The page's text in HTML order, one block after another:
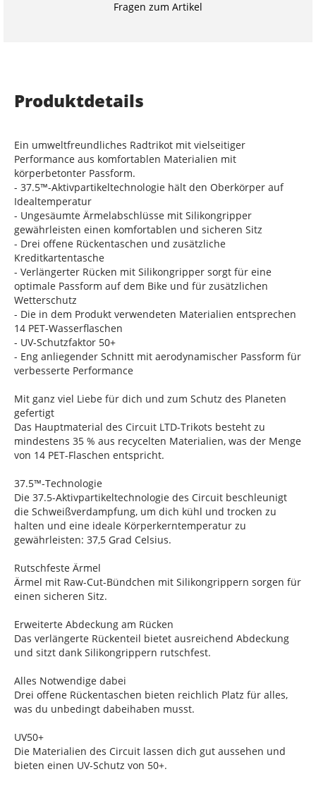
Fragen zum Artikel
Produktdetails
Ein umweltfreundliches Radtrikot mit vielseitiger
Performance aus komfortablen Materialien mit
körperbetonter Passform.
- 37.5™-Aktivpartikeltechnologie hält den Oberkörper auf
Idealtemperatur
- Ungesäumte Ärmelabschlüsse mit Silikongripper
gewährleisten einen komfortablen und sicheren Sitz
- Drei offene Rückentaschen und zusätzliche
Kreditkartentasche
- Verlängerter Rücken mit Silikongripper sorgt für eine
optimale Passform auf dem Bike und für zusätzlichen
Wetterschutz
- Die in dem Produkt verwendeten Materialien entsprechen
14 PET-Wasserflaschen
- UV-Schutzfaktor 50+
- Eng anliegender Schnitt mit aerodynamischer Passform für
verbesserte Performance
Mit ganz viel Liebe für dich und zum Schutz des Planeten
gefertigt
Das Hauptmaterial des Circuit LTD-Trikots besteht zu
mindestens 35 % aus recycelten Materialien, was der Menge
von 14 PET-Flaschen entspricht.
37.5™-Technologie
Die 37.5-Aktivpartikeltechnologie des Circuit beschleunigt
die Schweißverdampfung, um dich kühl und trocken zu
halten und eine ideale Körperkerntemperatur zu
gewährleisten: 37,5 Grad Celsius.
Rutschfeste Ärmel
Ärmel mit Raw-Cut-Bündchen mit Silikongrippern sorgen für
einen sicheren Sitz.
Erweiterte Abdeckung am Rücken
Das verlängerte Rückenteil bietet ausreichend Abdeckung
und sitzt dank Silikongrippern rutschfest.
Alles Notwendige dabei
Drei offene Rückentaschen bieten reichlich Platz für alles,
was du unbedingt dabeihaben musst.
UV50+
Die Materialien des Circuit lassen dich gut aussehen und
bieten einen UV-Schutz von 50+.